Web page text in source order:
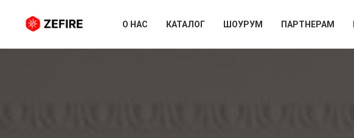
О НАС КАТАЛОГ ШОУРУМ ПАРТНЕРАМ